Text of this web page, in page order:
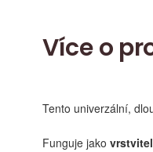
Více o
Tento univerzální,
Funguje jako